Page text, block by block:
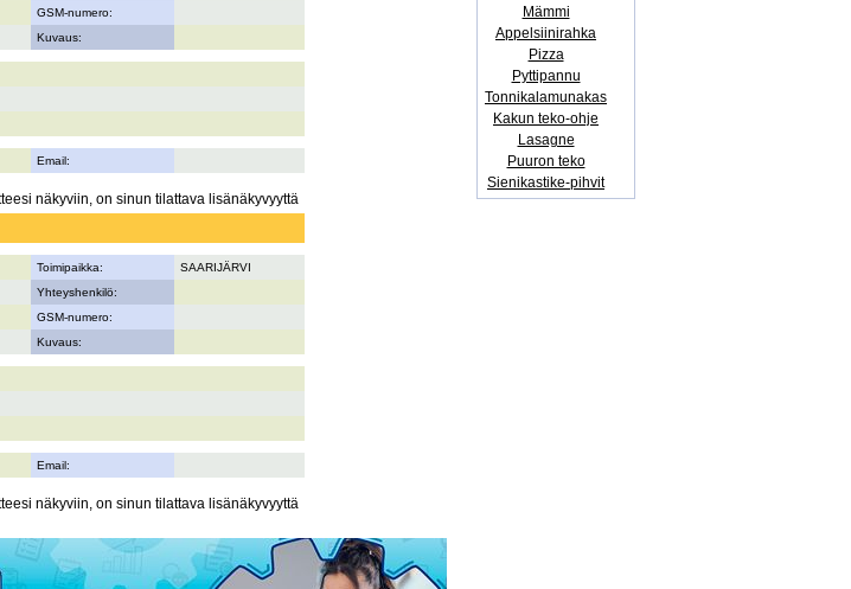
GSM-numero:
Kuvaus:
Email:
näkyviin, on sinun tilattava lisänäkyvyyttä
Toimipaikka:
SAARIJÄRVI
Yhteyshenkilö:
GSM-numero:
Kuvaus:
Email:
näkyviin, on sinun tilattava lisänäkyvyyttä
Mämmi
Appelsiinirahka
Pizza
Pyttipannu
Tonnikalamunakas
Kakun teko-ohje
Lasagne
Puuron teko
Sienikastike-pihvit